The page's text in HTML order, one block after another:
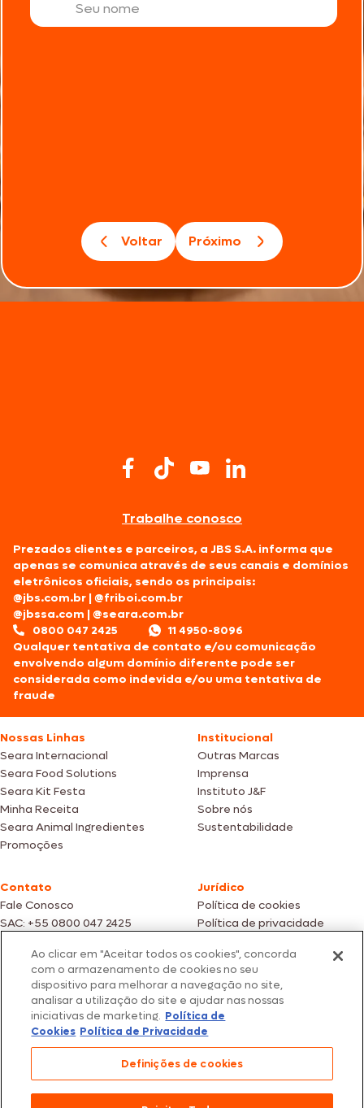
Voltar Próximo
Trabalhe conosco
Prezados clientes e parceiros, a JBS S.A. informa que
apenas se comunica através de seus canais e domínios
eletrônicos oficiais, sendo os principais:
@jbs.com.br |@friboi.com.br
@jbssa.com |@seara.com.br
0800 047 2425
11 4950-8096
Qualquer tentativa de contato e/ou comunicação
envolvendo algum domínio diferente pode ser
considerada como indevida e/ou uma tentativa de
fraude
Nossas Linhas
Seara Internacional
Seara Food Solutions
Seara Kit Festa
Minha Receita
Seara Animal Ingredientes
Promoções
Institucional
Outras Marcas
Imprensa
Instituto J&F
Sobre nós
Sustentabilidade
Contato
Fale Conosco
SAC: +55 0800 047 2425
Jurídico
Política de cookies
Política de privacidade
Fotos meramente ilustrativas | Ofertas válidas enquanto durarem os
estoques dos nossos parceiros | Vendas sujeitas a análise e confirmação
de dados.
Os preços, promoções e condições de pagamento são válidos
exclusivamente para compras efetuadas em nossos parceiros.
Todos os produtos estão sujeitos a disponibilidade de estoque.
São Paulo/SP – CEP 05.118-100
© 2026 Seara. Todos os direitos reservados
Ao clicar em "Aceitar todos os cookies", concorda
com o armazenamento de cookies no seu
dispositivo para melhorar a navegação no site,
analisar a utilização do site e ajudar nas nossas
iniciativas de marketing. Política de
Cookies Política de Privacidade
Definições de cookies